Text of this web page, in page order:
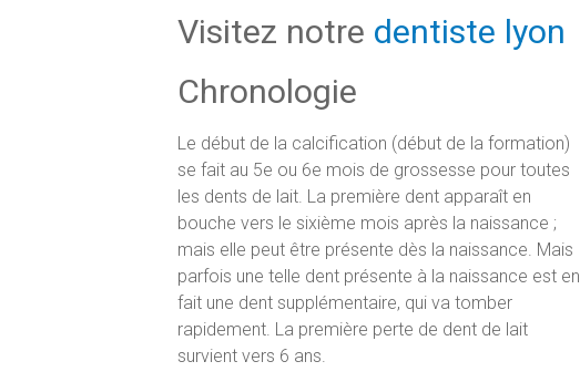
Visitez notre dentiste lyon
Chronologie
Le début de la calcification (début de la formation)
se fait au 5e ou 6e mois de grossesse pour toutes
les dents de lait. La première dent apparaît en
bouche vers le sixième mois après la naissance ;
mais elle peut être présente dès la naissance. Mais
parfois une telle dent présente à la naissance est en
fait une dent supplémentaire, qui va tomber
rapidement. La première perte de dent de lait
survient vers 6 ans.